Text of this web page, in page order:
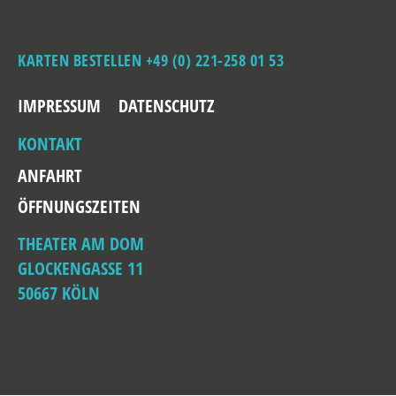
KARTEN BESTELLEN +49 (0) 221-258 01 53
IMPRESSUM
DATENSCHUTZ
KONTAKT
ANFAHRT
ÖFFNUNGSZEITEN
THEATER AM DOM
GLOCKENGASSE 11
50667 KÖLN